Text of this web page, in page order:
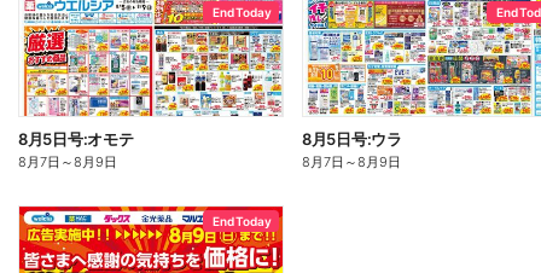
End Today
8月5日号:オモテ
8月7日 ～8月9日
End
8月5日号:ウラ
8月7日 ～8月9日
End Today